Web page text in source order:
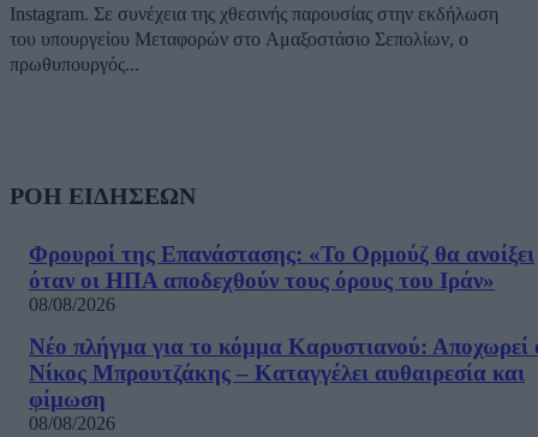
Instagram. Σε συνέχεια της χθεσινής παρουσίας στην εκδήλωση
του υπουργείου Μεταφορών στο Αμαξοστάσιο Σεπολίων, ο
πρωθυπουργός...
ΡΟΗ ΕΙΔΗΣΕΩΝ
Φρουροί της Επανάστασης: «Το Ορμούζ θα ανοίξει
όταν οι ΗΠΑ αποδεχθούν τους όρους του Ιράν»
08/08/2026
Νέο πλήγμα για το κόμμα Καρυστιανού: Αποχωρεί
Νίκος Μπρουτζάκης – Καταγγέλει αυθαιρεσία και
φίμωση
08/08/2026